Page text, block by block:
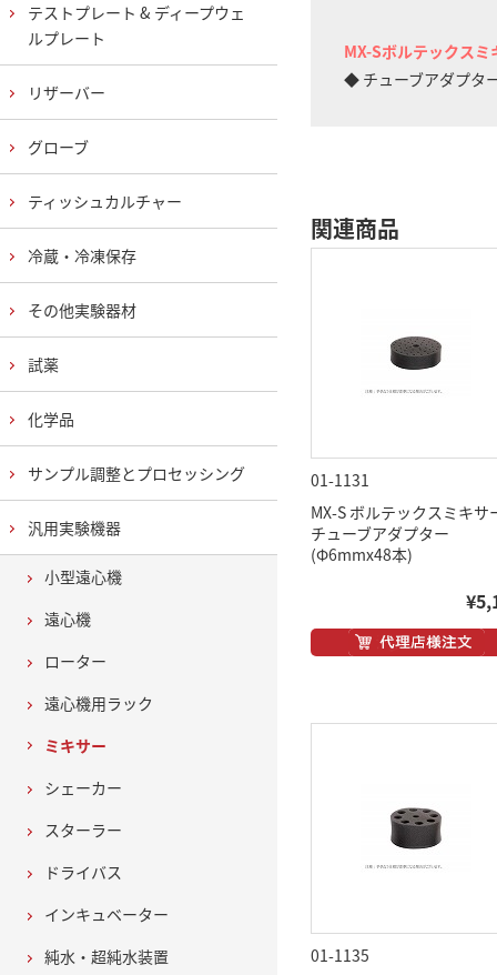
MX-Sボルテックス
◆ チューブアダプタ
関連商品
01-1131
MX-S ボルテックスミキサ
チューブアダプター
(Φ6mmx48本)
01-1135
テストプレート & ディープウェ
ルプレート
リザーバー
グローブ
ティッシュカルチャー
冷蔵・冷凍保存
その他実験器材
試薬
化学品
サンプル調整とプロセッシング
汎用実験機器
小型遠心機
遠心機
ローター
遠心機用ラック
ミキサー
シェーカー
スターラー
ドライバス
インキュベーター
純水・超純水装置